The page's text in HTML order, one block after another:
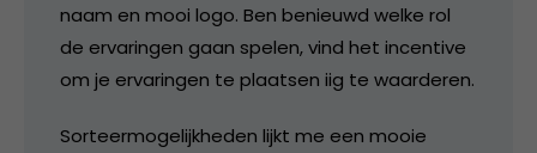
naam en mooi logo. Ben benieuwd welke rol
de ervaringen gaan spelen, vind het incentive
om je ervaringen te plaatsen iig te waarderen.
Sorteermogelijkheden lijkt me een mooie